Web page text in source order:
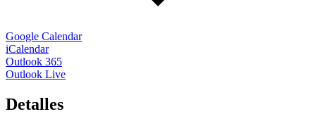
Google Calendar
iCalendar
Outlook 365
Outlook Live
Detalles